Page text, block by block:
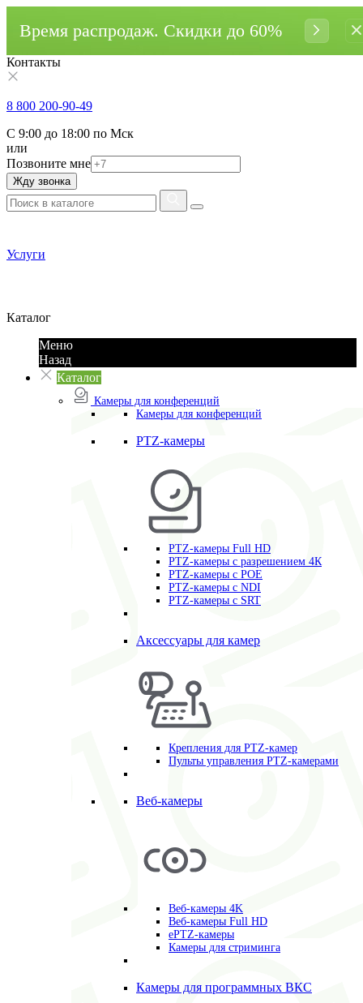
Время распродаж. Cкидки до 60%
Контакты
8 800 200-90-49
С 9:00 до 18:00 по Мск
или
Позвоните мне
Жду звонка
Услуги
Каталог
Меню
Назад
Каталог
Камеры для конференций
Камеры для конференций
PTZ-камеры
PTZ-камеры Full HD
PTZ-камеры с разрешением 4К
PTZ-камеры с POE
PTZ-камеры c NDI
PTZ-камеры с SRT
Аксессуары для камер
Крепления для PTZ-камер
Пульты управления PTZ-камерами
Веб-камеры
Веб-камеры 4K
Веб-камеры Full HD
ePTZ-камеры
Камеры для стриминга
Камеры для программных ВКС